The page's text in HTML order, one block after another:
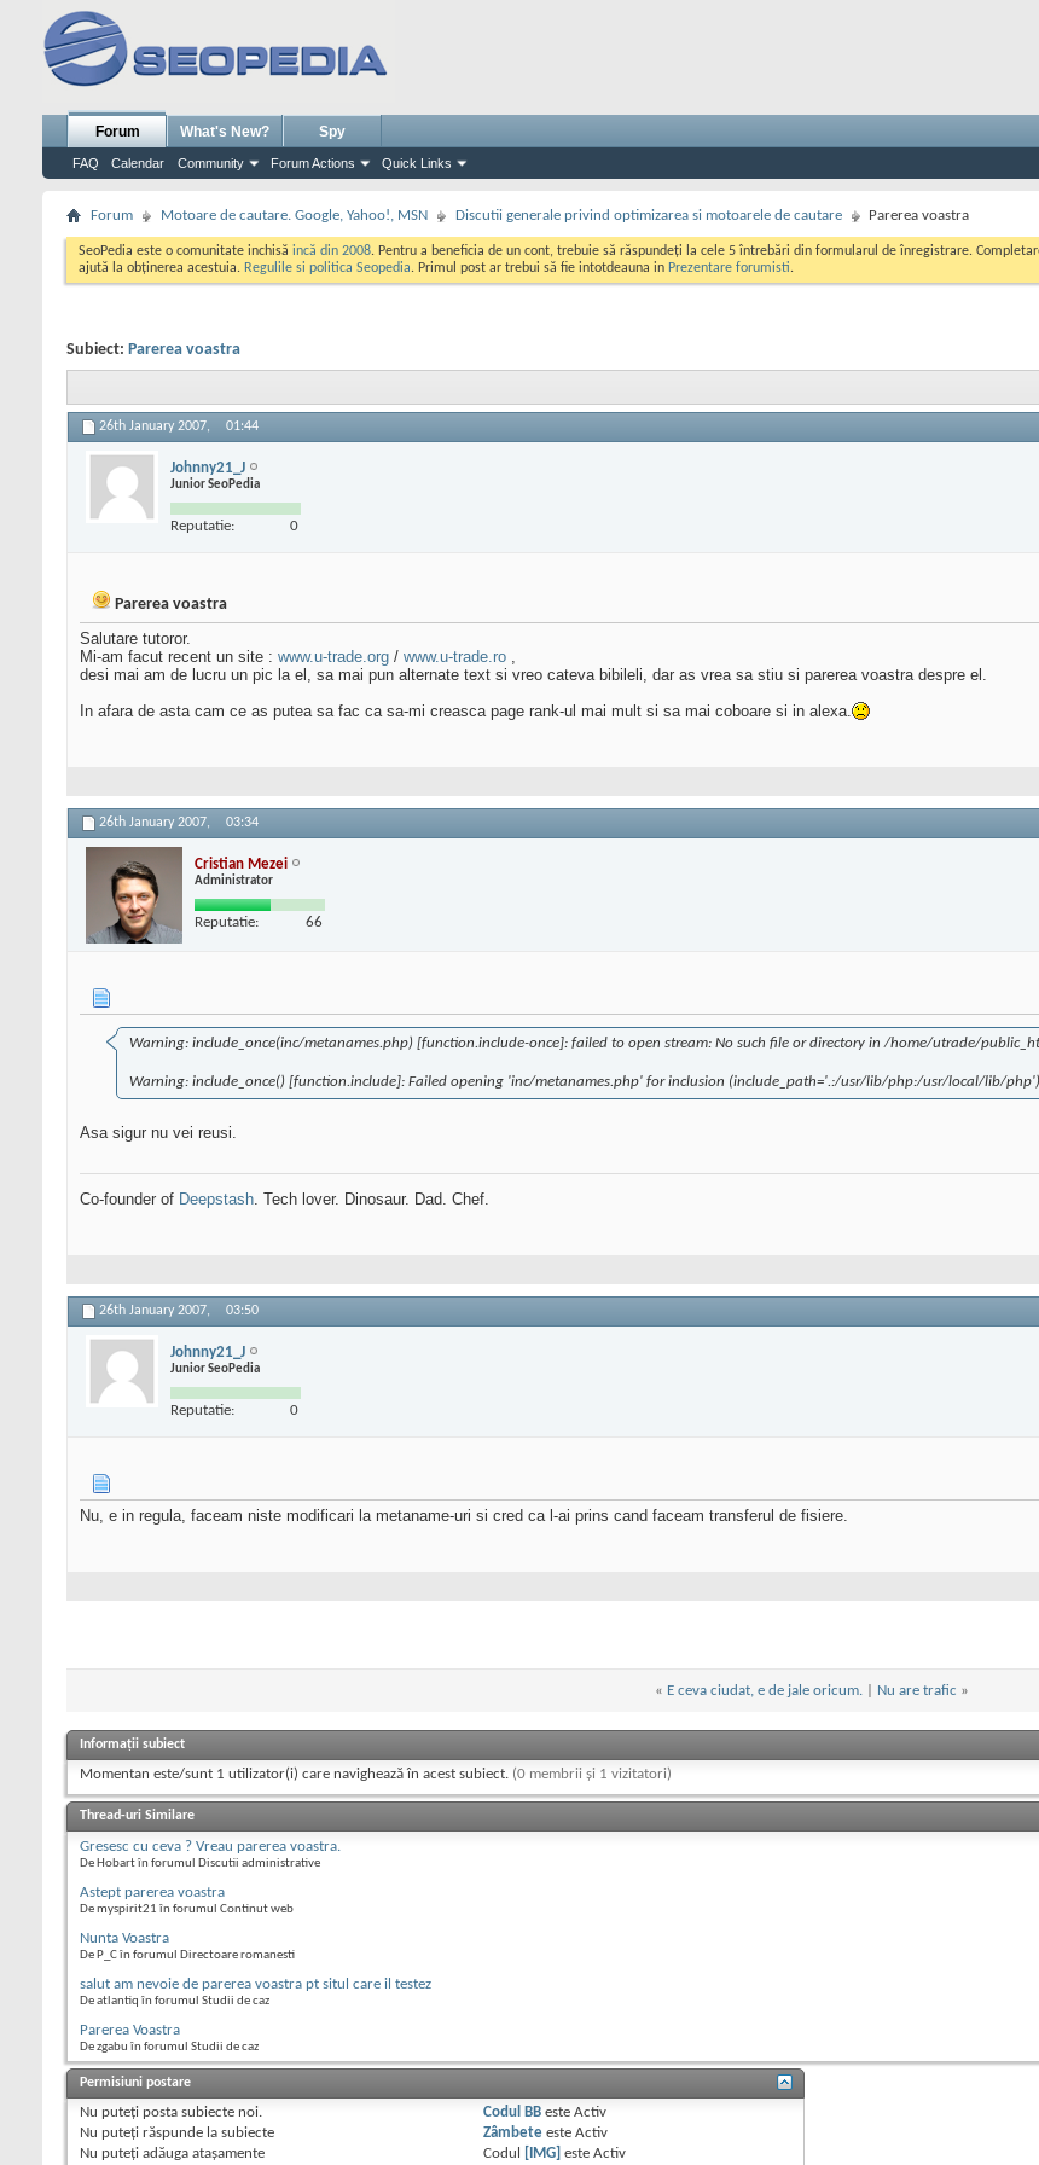
Forum
FAQ Calendar Community Forum Actions Quick Links
What's New? Spy
Forum Motoare de cautare. Google, Yahoo!, MSN Discutii generale privind optimizarea si motoarele de cautare Parerea voastra
SeoPedia este o comunitate inchisă incă din 2008. Pentru a beneficia de un cont, trebuie să răspundeți la cele 5 întrebări din formularul de înregistrare.
ajută la obținerea acestuia. Regulile si politica Seopedia. Primul post ar trebui să fie intotdeauna in Prezentare forumisti.
Subiect: Parerea voastra
26th January 2007, 01:44
Johnny21_J
Junior SeoPedia
Reputatie: 0
Parerea voastra
Salutare tutoror.
Mi-am facut recent un site : www.u-trade.org / www.u-trade.ro ,
desi mai am de lucru un pic la el, sa mai pun alternate text si vreo cateva bibileli, dar as vrea sa stiu si parerea voastra despre el.
In afara de asta cam ce as putea sa fac ca sa-mi creasca page rank-ul mai mult si sa mai coboare si in alexa.
26th January 2007, 03:34
Cristian Mezei
Administrator
Reputatie: 66
Warning: include_once(inc/metanames.php) [function.include-once]: failed to open stream: No such file or directory in /home/utrade/
Warning: include_once() [function.include]: Failed opening 'inc/metanames.php' for inclusion (include_path='.:/usr/lib/php:/usr/local/lib/
Asa sigur nu vei reusi.
Co-founder of Deepstash. Tech lover. Dinosaur. Dad. Chef.
26th January 2007, 03:50
Johnny21_J
Junior SeoPedia
Reputatie: 0
Nu, e in regula, faceam niste modificari la metaname-uri si cred ca l-ai prins cand faceam transferul de fisiere.
« E ceva ciudat, e de jale oricum. Nu are trafic »
Informații subiect
Momentan este/sunt 1 utilizator(i) care navighează în acest subiect. (0 membrii și 1 vizitatori)
Thread-uri Similare
Gresesc cu ceva ? Vreau parerea voastra.
De Hobart în forumul Discutii administrative
Astept parerea voastra
De myspirit21 în forumul Continut web
Nunta Voastra
De P_C în forumul Directoare romanesti
salut am nevoie de parerea voastra pt situl care il testez
De atlantiq în forumul Studii de caz
Parerea Voastra
De zgabu în forumul Studii de caz
Permisiuni postare
Nu puteţi posta subiecte noi.
Nu puteţi răspunde la subiecte
Nu puteţi adăuga ataşamente
Codul BB esteActiv
Zâmbete esteActiv
Codul
[IMG] esteActiv